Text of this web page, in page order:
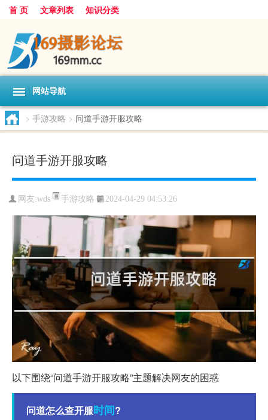
首 页 文章列表 知识分类
网站导航
> 手游攻略 > 问道手游开服攻略
问道手游开服攻略
网友:wds 手游攻略 2024-04-29 04:53:26
以下围绕“问道手游开服攻略”主题解决网友的困惑
问道怎么查开服时间?